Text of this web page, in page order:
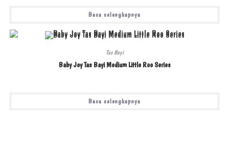
Baca selengkapnya
Tas Bayi
Baby Joy Tas Bayi Medium Little Roo Series
Baca selengkapnya